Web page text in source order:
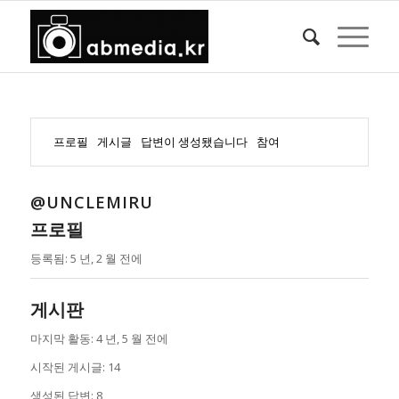
프로필 게시글 답변이 생성됐습니다 참여
@UNCLEMIRU
프로필
등록됨: 5 년, 2 월 전에
게시판
마지막 활동: 4 년, 5 월 전에
시작된 게시글: 14
생성된 답변: 8